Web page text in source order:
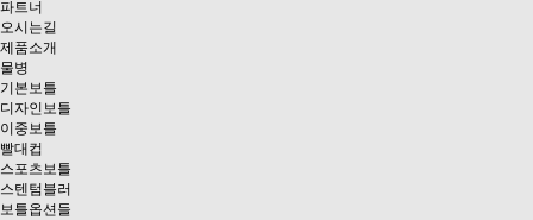
파트너
오시는길
제품소개
물병
기본보틀
디자인보틀
이중보틀
빨대컵
스포츠보틀
스텐텀블러
보틀옵션들